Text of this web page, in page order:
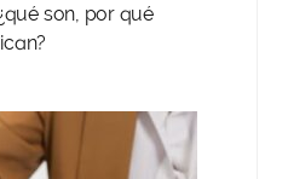
son, por qué